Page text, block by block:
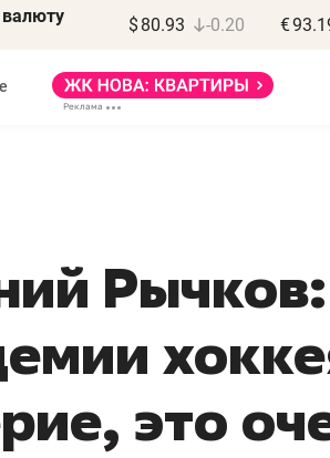
валюту $ 80.93 -0.20 €
это
МАРТ
«Не зная
потерять